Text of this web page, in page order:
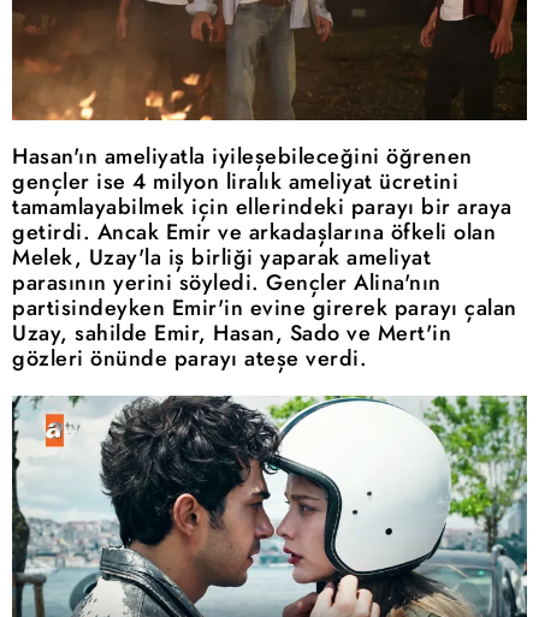
Hasan'ın ameliyatla iyileşebileceğini öğrenen
gençler ise 4 milyon liralık ameliyat ücretini
tamamlayabilmek için ellerindeki parayı bir araya
getirdi. Ancak Emir ve arkadaşlarına öfkeli olan
Melek, Uzay'la iş birliği yaparak ameliyat
parasının yerini söyledi. Gençler Alina'nın
partisindeyken Emir'in evine girerek parayı çalan
Uzay, sahilde Emir, Hasan, Sado ve Mert'in
gözleri önünde parayı ateşe verdi.